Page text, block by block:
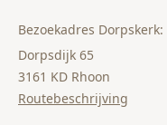
Bezoekadres Dorpskerk:
Dorpsdijk 65
3161 KD Rhoon
Routebeschrijving